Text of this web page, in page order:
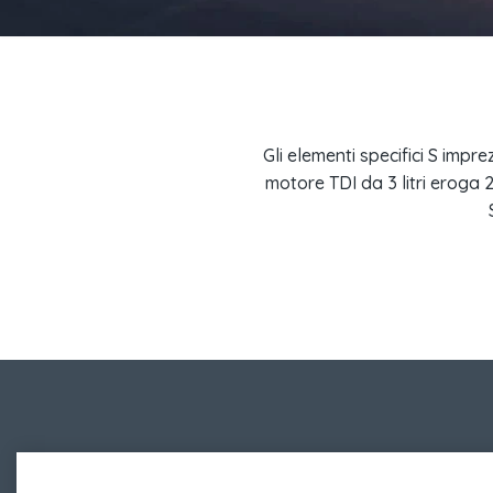
Gli elementi specifici S
motore TDI da 3 litri eroga